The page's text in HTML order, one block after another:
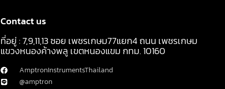
Contact us
ที่อยู่ : 7,9,11,13 ซอย เพชรเกษม77แยก4 ถนน เพชรเกษม
แขวงหนองค้างพลู เขตหนองแขม กทม. 10160
AmptronInstrumentsThailand
@amptron